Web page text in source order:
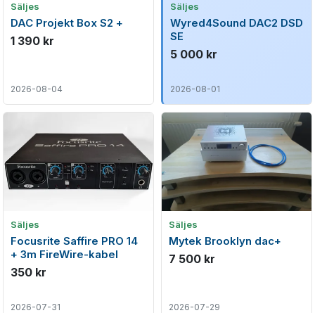
Säljes
DAC Projekt Box S2 +
1 390 kr
2026-08-04
Säljes
Wyred4Sound DAC2 DSD
SE
5 000 kr
2026-08-01
Säljes
Focusrite Saffire PRO 14
+ 3m FireWire-kabel
350 kr
2026-07-31
Säljes
Mytek Brooklyn dac+
7 500 kr
2026-07-29